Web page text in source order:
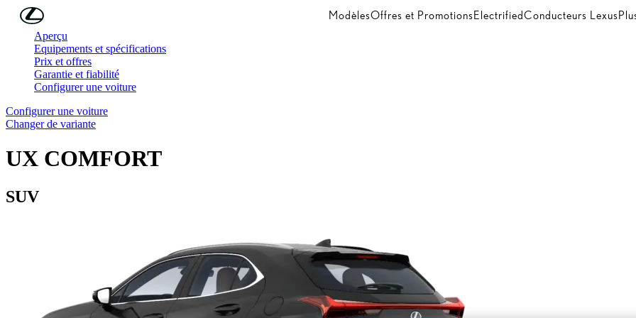
Skip to Main Content ModèlesOffres et PromotionsElectrifiedConducteurs Lexus
Aperçu
Equipements et spécifications
Prix et offres
Garantie et fiabilité
Configurer une voiture
Configurer une voiture
Changer de variante
UX COMFORT
SUV